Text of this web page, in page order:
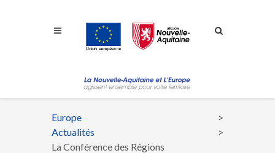
Fil
d'Ariane
Europe
Actualités
La Conférence des Régions